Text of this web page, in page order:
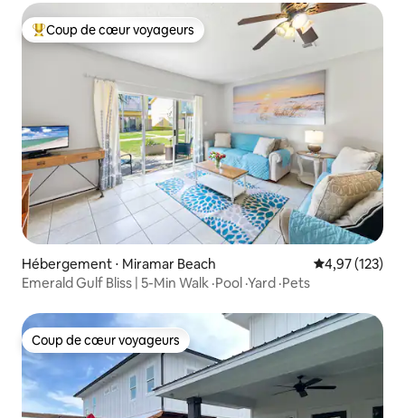
Coups de cœur voyageurs les plus appréciés
Coup de cœur voyageurs
Hébergement ⋅ Miramar Beach Évaluation
4,97 (123)
Emerald Gulf Bliss | 5-Min Walk ·Pool ·Yard ·Pets
Coup de cœur voyageurs
Coup de cœur voyageurs